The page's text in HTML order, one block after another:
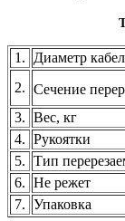
1. Диаметр
2. Сечение
3. Вес, кг
4. Рукоятки
5. Тип
6. Не режет
7. Упаковка